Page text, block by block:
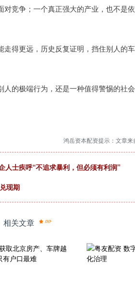
竞争；一个真正强大的产业，也不是
得更远，历史反复证明，挡住别人的
的极端行为，还是一种值得警惕的社
鸿岳资本配资提示：文章来
人士疾呼“不追求暴利，但必须有利润”
现期
相关文章